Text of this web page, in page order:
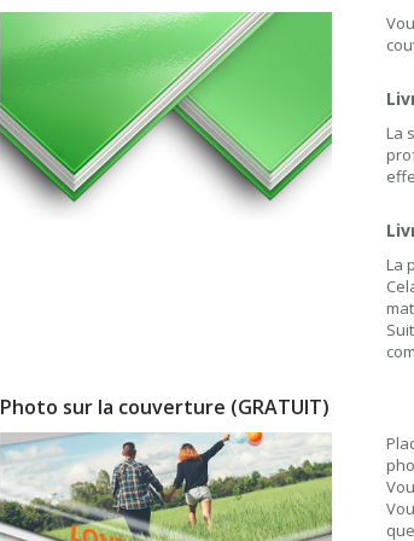
La
La
Photo sur la couverture (GRATUIT)